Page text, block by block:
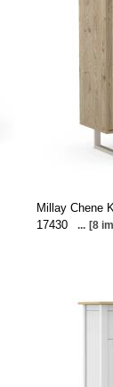
Millay Chene
17430
... [8